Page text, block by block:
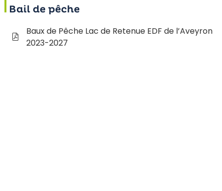
Bail de pêche
Baux de Pêche Lac de Retenue EDF de l’Aveyron
2023-2027